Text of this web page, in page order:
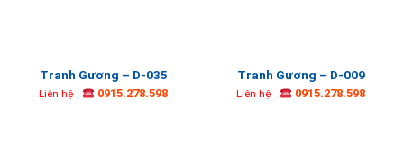
Tranh Gương – D-035
Liên hệ 0915.278.598
Tranh Gương – D-009
Liên hệ 0915.278.598